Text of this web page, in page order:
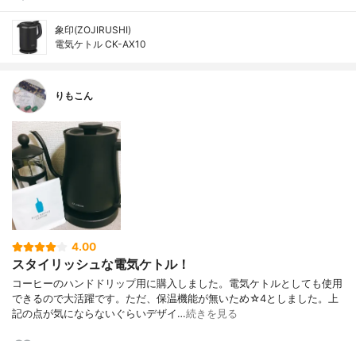
象印(ZOJIRUSHI)
電気ケトル CK-AX10
りもこん
4.00
スタイリッシュな電気ケトル！
コーヒーのハンドドリップ用に購入しました。電気ケトルとしても使用
できるので大活躍です。ただ、保温機能が無いため☆4としました。上
記の点が気にならないぐらいデザイ…続きを見る